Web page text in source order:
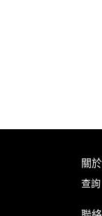
關
查詢